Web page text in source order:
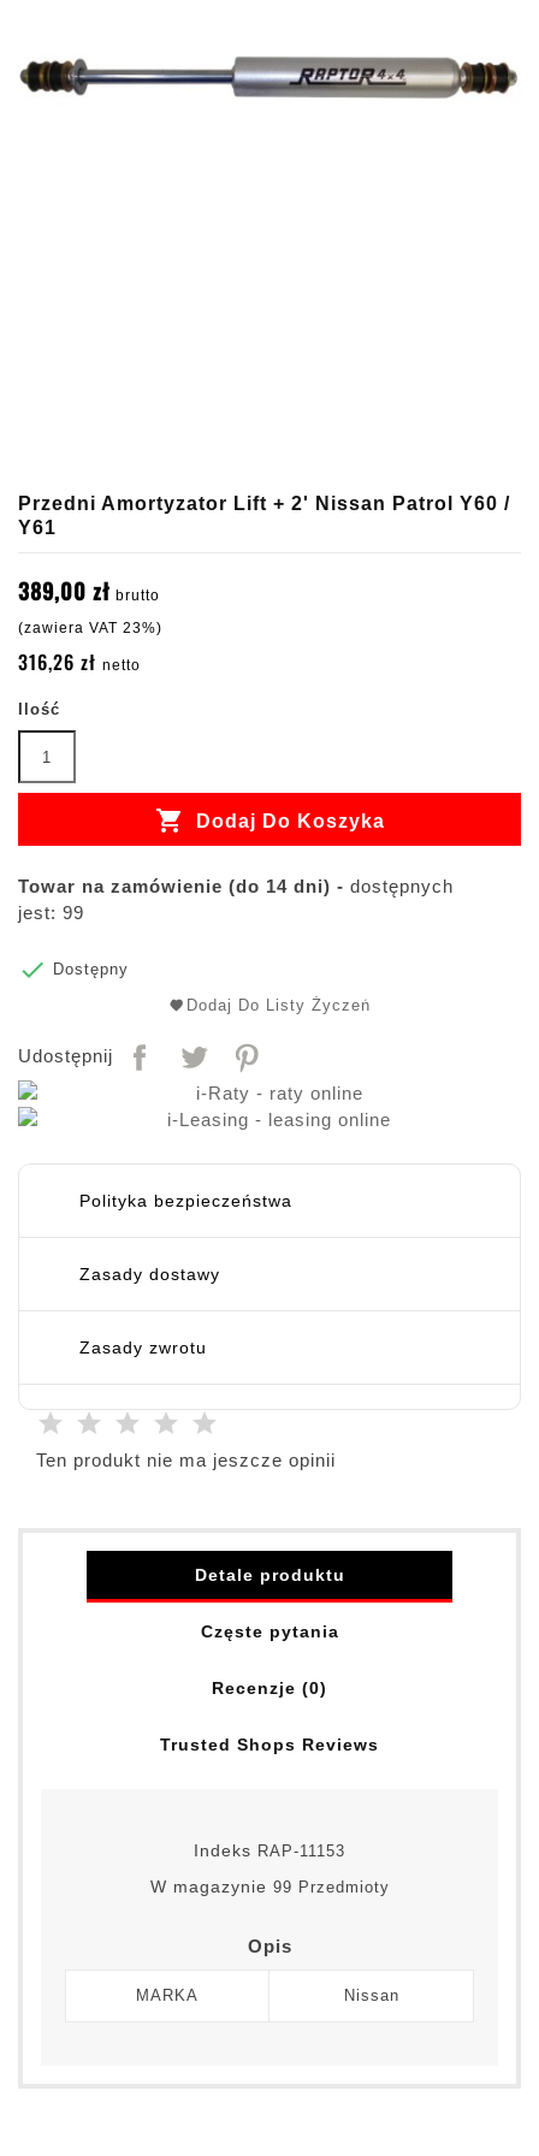
Przedni Amortyzator Lift + 2' Nissan Patrol Y60 /
Y61
389,00 zł brutto
(zawiera VAT 23%)
316,26 zł netto
Ilość
 Dodaj Do Koszyka
Towar na zamówienie (do 14 dni) - dostępnych
jest: 99

Dostępny
Dodaj Do Listy Życzeń
Udostępnij
Polityka bezpieczeństwa
Zasady dostawy
Zasady zwrotu
Ten produkt nie ma jeszcze opinii
Detale produktu
Częste pytania
Recenzje (0)
Trusted Shops Reviews
Indeks RAP-11153
W magazynie 99 Przedmioty
Opis
MARKA Nissan